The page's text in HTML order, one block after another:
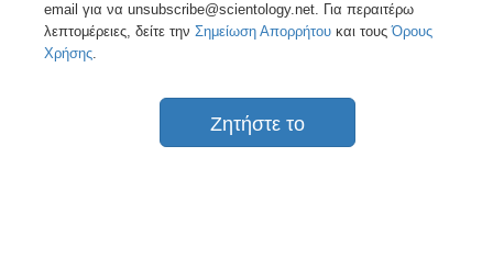
email για να unsubscribe@scientology.net. Για περαιτέρω
λεπτομέρειες, δείτε την Σημείωση Απορρήτου και τουςΌρους
Χρήσης.
Ζητήστε το